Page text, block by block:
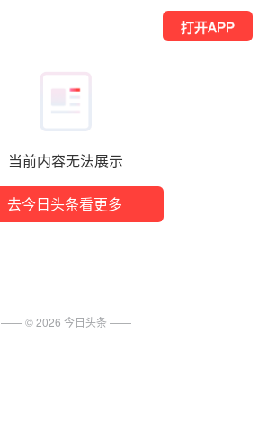
当前内容无法展示
去今日头条看更多
打开APP
—— ©2026 今日头条 ——